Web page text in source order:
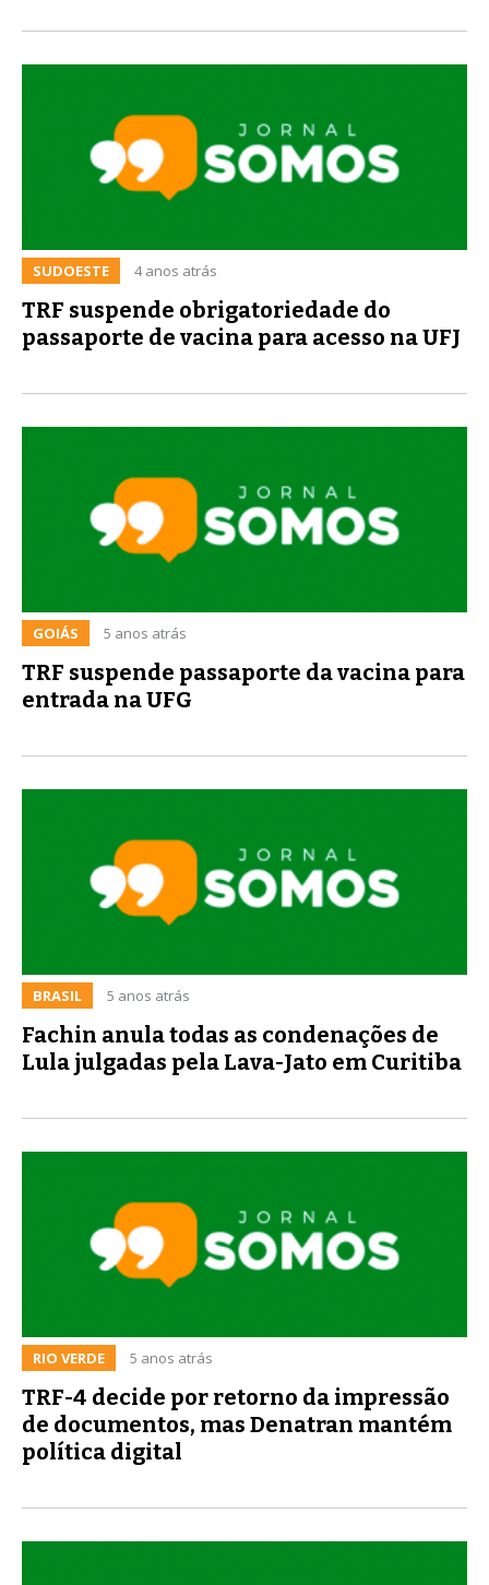
SUDOESTE 4 anos atrás
TRF suspende obrigatoriedade do
passaporte de vacina para acesso na UFJ
GOIÁS 5 anos atrás
TRF suspende passaporte da vacina para
entrada na UFG
BRASIL 5 anos atrás
Fachin anula todas as condenações de
Lula julgadas pela Lava-Jato em Curitiba
RIO VERDE 5 anos atrás
TRF-4 decide por retorno da impressão
de documentos, mas Denatran mantém
política digital